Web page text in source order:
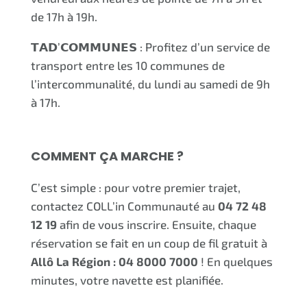
de 17h à 19h.
𝗧𝗔𝗗’𝗖𝗢𝗠𝗠𝗨𝗡𝗘𝗦 : Profitez d’un service de
transport entre les 10 communes de
l’intercommunalité, du lundi au samedi de 9h
à 17h.
COMMENT ÇA MARCHE ?
C’est simple : pour votre premier trajet,
contactez COLL’in Communauté au 04 72 48
12 19 afin de vous inscrire. Ensuite, chaque
réservation se fait en un coup de fil gratuit à
Allô La Région : 04 8000 7000 ! En quelques
minutes, votre navette est planifiée.